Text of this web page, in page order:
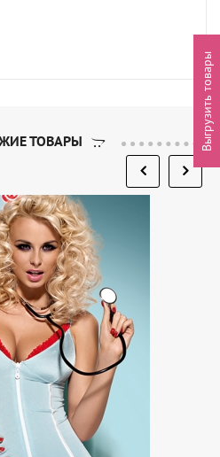
ТОВАРЫ Выгрузить товары